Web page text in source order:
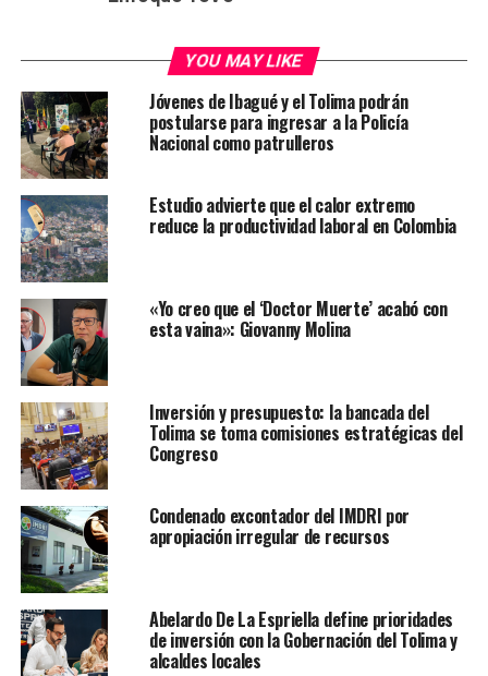
YOU MAY LIKE
Jóvenes de Ibagué y el Tolima podrán
postularse para ingresar a la Policía
Nacional como patrulleros
Estudio advierte que el calor extremo
reduce la productividad laboral en Colombia
«Yo creo que el ‘Doctor Muerte’ acabó con
esta vaina»: Giovanny Molina
Inversión y presupuesto: la bancada del
Tolima se toma comisiones estratégicas del
Congreso
Condenado excontador del IMDRI por
apropiación irregular de recursos
Abelardo De La Espriella define prioridades
de inversión con la Gobernación del Tolima y
alcaldes locales